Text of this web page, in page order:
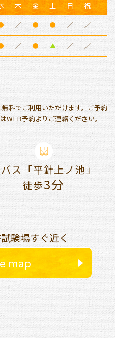
木 金 土 日
祝
／ ● ● ／ ／
／ ● ▲ ／ ／
料でご利用いただけます。ご予約
WEB予約よりご連絡ください。
ス「平針上ノ池」
徒歩3分
験場すぐ近く
map